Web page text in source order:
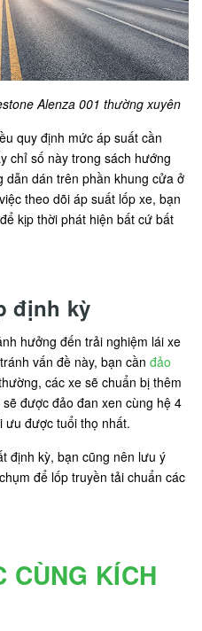
Alenza 001 thường xuyên
quy định mức áp suất cần
chỉ số này trong sách hướng
dán trên phần khung cửa ở
theo dõi áp suất lốp xe, bạn
kịp thời phát hiện bất cứ bất
định kỳ
hưởng đến trải nghiệm lái xe
vấn đề này, bạn cần đảo
các xe sẽ chuẩn bị thêm
được đảo đan xen cùng hệ 4
ưu được tuổi thọ nhất.
định kỳ, bạn cũng nên lưu ý
để lốp truyền tải chuẩn các
CÙNG KÍCH